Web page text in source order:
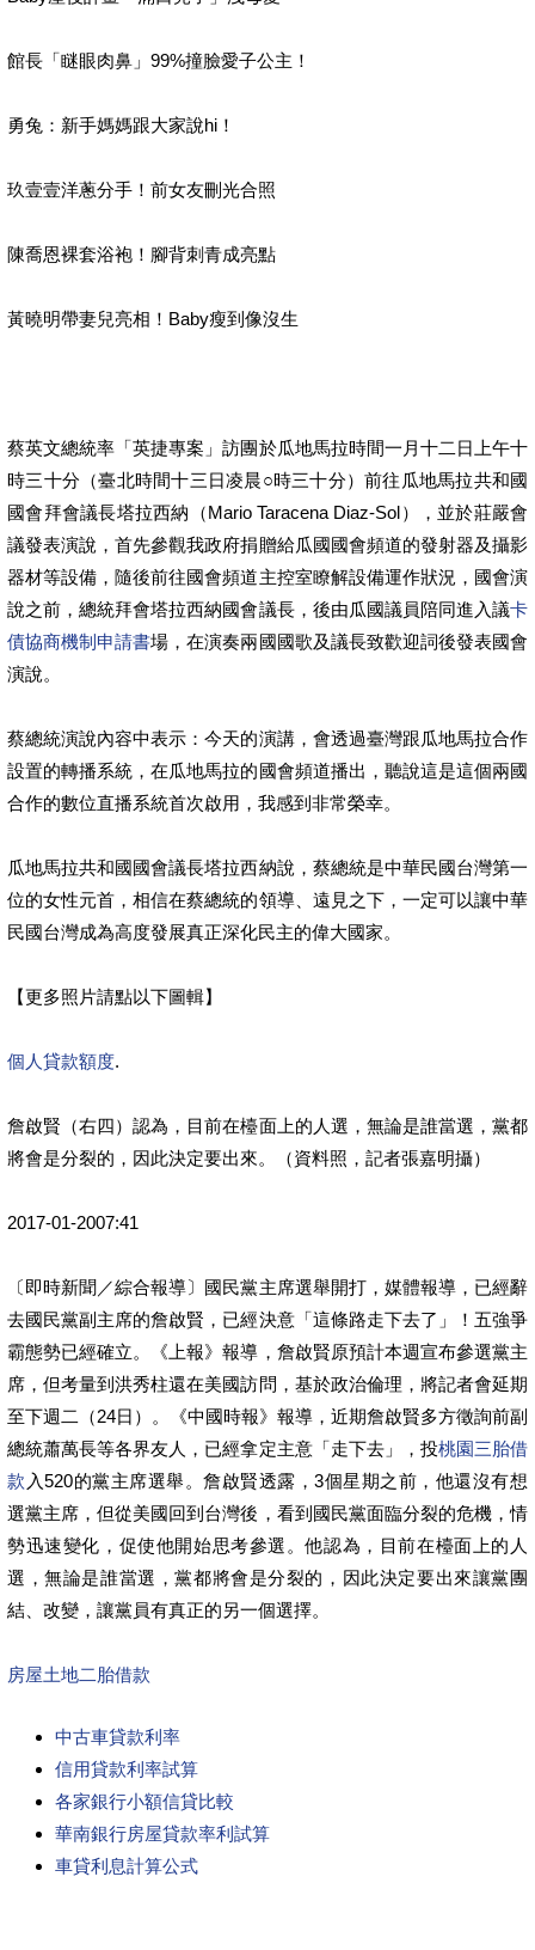
館長「瞇眼肉鼻」99%撞臉愛子公主！
勇兔：新手媽媽跟大家說hi！
玖壹壹洋蔥分手！前女友刪光合照
陳喬恩裸套浴袍！腳背刺青成亮點
黃曉明帶妻兒亮相！Baby瘦到像沒生
蔡英文總統率「英捷專案」訪團於瓜地馬拉時間一月十二日上午十
時三十分（臺北時間十三日凌晨○時三十分）前往瓜地馬拉共和國
國會拜會議長塔拉西納（Mario Taracena Diaz-Sol），並於莊嚴會
議發表演說，首先參觀我政府捐贈給瓜國國會頻道的發射器及攝影
器材等設備，隨後前往國會頻道主控室瞭解設備運作狀況，國會演
說之前，總統拜會塔拉西納國會議長，後由瓜國議員陪同進入議卡
債協商機制申請書場，在演奏兩國國歌及議長致歡迎詞後發表國會
演說。
蔡總統演說內容中表示：今天的演講，會透過臺灣跟瓜地馬拉合作
設置的轉播系統，在瓜地馬拉的國會頻道播出，聽說這是這個兩國
合作的數位直播系統首次啟用，我感到非常榮幸。
瓜地馬拉共和國國會議長塔拉西納說，蔡總統是中華民國台灣第一
位的女性元首，相信在蔡總統的領導、遠見之下，一定可以讓中華
民國台灣成為高度發展真正深化民主的偉大國家。
【更多照片請點以下圖輯】
個人貸款額度.
詹啟賢（右四）認為，目前在檯面上的人選，無論是誰當選，黨都
將會是分裂的，因此決定要出來。（資料照，記者張嘉明攝）
2017-01-2007:41
〔即時新聞／綜合報導〕國民黨主席選舉開打，媒體報導，已經辭
去國民黨副主席的詹啟賢，已經決意「這條路走下去了」！五強爭
霸態勢已經確立。《上報》報導，詹啟賢原預計本週宣布參選黨主
席，但考量到洪秀柱還在美國訪問，基於政治倫理，將記者會延期
至下週二（24日）。《中國時報》報導，近期詹啟賢多方徵詢前副
總統蕭萬長等各界友人，已經拿定主意「走下去」，投桃園三胎借
款 入520的黨主席選舉。詹啟賢透露，3個星期之前，他還沒有想
選黨主席，但從美國回到台灣後，看到國民黨面臨分裂的危機，情
勢迅速變化，促使他開始思考參選。他認為，目前在檯面上的人
選，無論是誰當選，黨都將會是分裂的，因此決定要出來讓黨團
結、改變，讓黨員有真正的另一個選擇。
房屋土地二胎借款
中古車貸款利率
信用貸款利率試算
各家銀行小額信貸比較
華南銀行房屋貸款率利試算
車貸利息計算公式